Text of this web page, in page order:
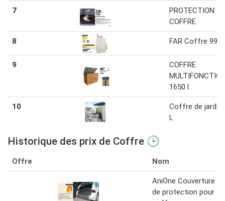
7
PROTECTION
COFFRE
8 FAR Coffre 99 L
9
COFFRE
1650 l
10
Coffre de jardin
L
Historique des prix de Coffre 🕒
Offre Nom
AniOne Couverture
de protection pour